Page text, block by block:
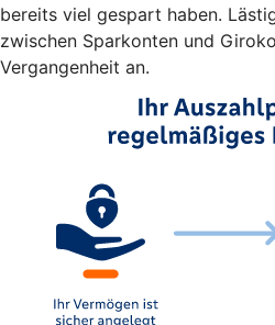
bereits viel gespart haben.
zwischen Sparkonten und
Vergangenheit an.